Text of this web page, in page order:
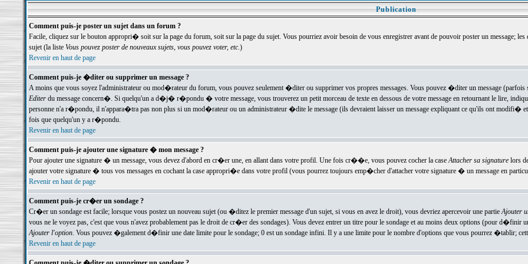
Publication
Comment puis-je poster un sujet dans un forum ?
Facile, cliquez sur le bouton appropri� soit sur la page du forum, soit sur la page du sujet. Vous pourriez avoir besoin de vous enregistrer avant de pouvoir poster un message;
sujet (la liste Vous pouvez poster de nouveaux sujets, vous pouvez voter, etc.)
Revenir en haut de page
Comment puis-je �diter ou supprimer un message ?
A moins que vous soyez l'administrateur ou mod�rateur du forum, vous pouvez seulement �diter ou supprimer vos propres messages. Vous pouvez �diter un message
Editerdu message concern�. Si quelqu'un a d�j� r�pondu � votre message, vous trouverez un petit morceau de texte en dessous de votre message en retournant le lire,
personne n'a r�pondu, il n'appara�tra pas non plus si un mod�rateur ou un administrateur �dite le message (ils devraient laisser un message expliquant ce qu'ils ont modifi�
fois que quelqu'un y a r�pondu.
Revenir en haut de page
Comment puis-je ajouter une signature � mon message ?
Pour ajouter une signature � un message, vous devez d'abord en cr�er une, en allant dans votre profil. Une fois cr��e, vous pouvez cocher la caseAttacher sa signaturelors
ajouter votre signature � tous vos messages en cochant la case appropri�e dans votre profil (vous pourrez toujours emp�cher d'attacher votre signature � un message en
Revenir en haut de page
Comment puis-je cr�er un sondage ?
Cr�er un sondage est facile; lorsque vous postez un nouveau sujet (ou �ditez le premier message d'un sujet, si vous en avez le droit), vous devriez apercevoir une partieAjouter
vous ne le voyez pas, c'est que vous n'avez probablement pas le droit de cr�er des sondages). Vous devez entrer un titre pour le sondage et au moins deux options (pour
Ajouter l'option. Vous pouvez �galement d�finir une date limite pour le sondage; 0 est un sondage infini. Il y a une limite pour le nombre d'options que vous pourrez �tablir;
Revenir en haut de page